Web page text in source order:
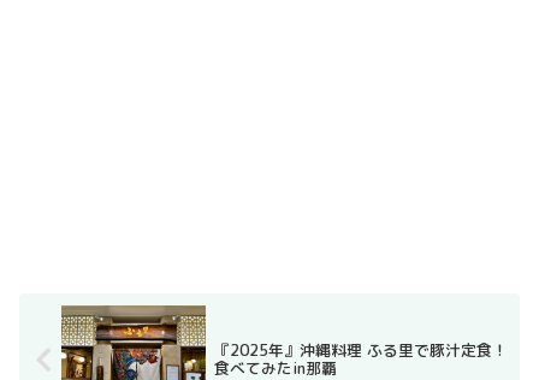
『2025年』沖縄料理 ふる里で豚汁定食！
食べてみたin那覇